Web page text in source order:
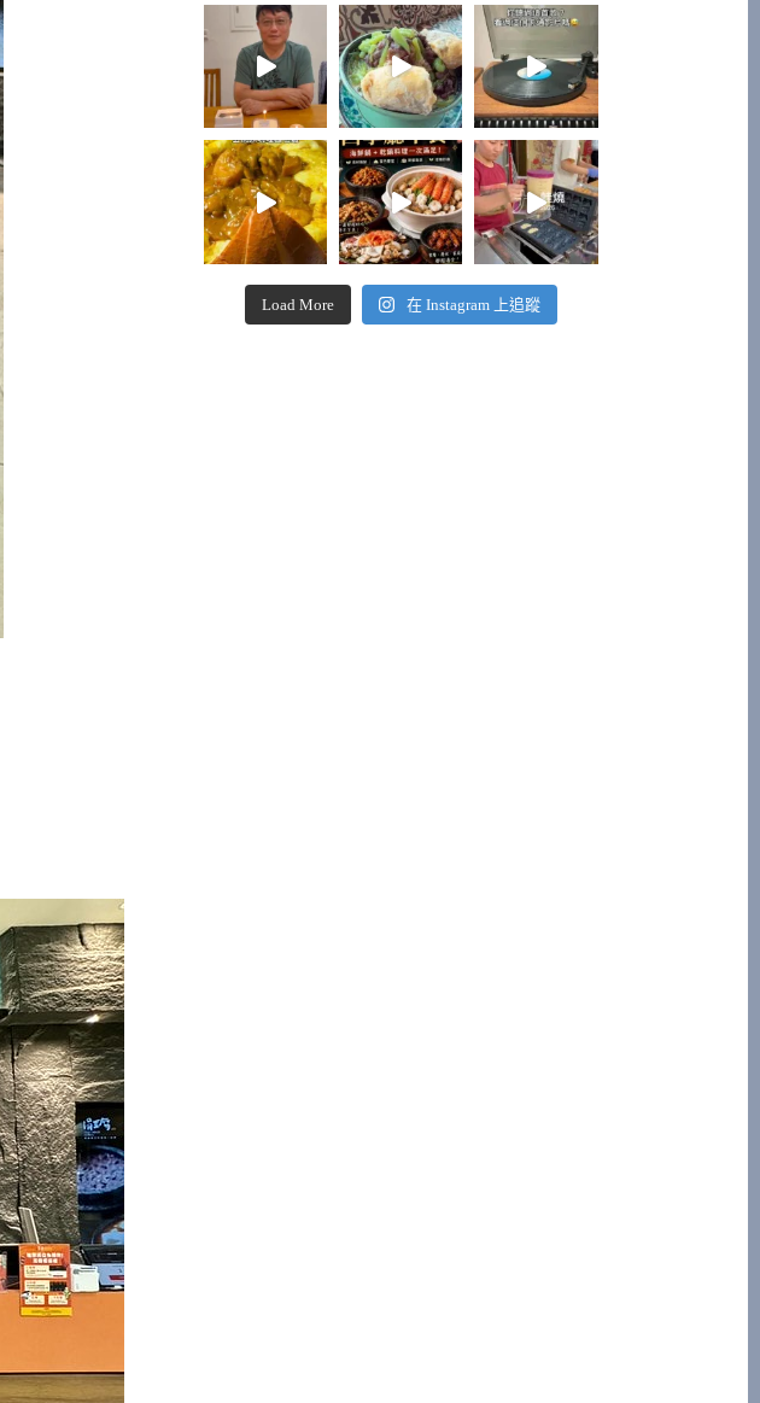
Load More 在 Instagram 上追蹤